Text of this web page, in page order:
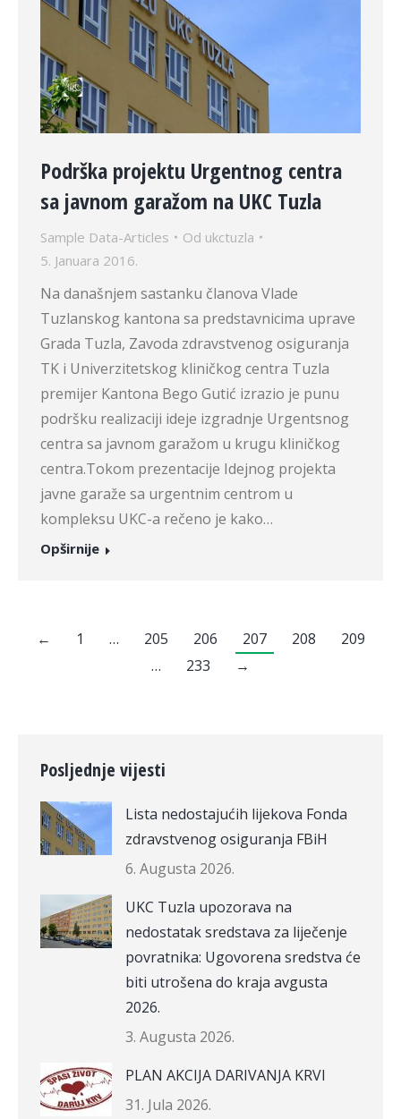
Podrška projektu Urgentnog centra
sa javnom garažom na UKC Tuzla
Sample Data-Articles Od ukctuzla
5. Januara 2016.
Na današnjem sastanku članova Vlade
Tuzlanskog kantona sa predstavnicima uprave
Grada Tuzla, Zavoda zdravstvenog osiguranja
TK i Univerzitetskog kliničkog centra Tuzla
premijer Kantona Bego Gutić izrazio je punu
podršku realizaciji ideje izgradnje Urgentsnog
centra sa javnom garažom u krugu kliničkog
centra.Tokom prezentacije Idejnog projekta
javne garaže sa urgentnim centrom u
kompleksu UKC-a rečeno je kako…
Opširnije
← 1 … 205 206 207 208
209
…
233 →
Posljednje vijesti
Lista nedostajućih lijekova Fonda
zdravstvenog osiguranja FBiH
6. Augusta 2026.
UKC Tuzla upozorava na
nedostatak sredstava za liječenje
povratnika: Ugovorena sredstva će
biti utrošena do kraja avgusta
2026.
3. Augusta 2026.
PLAN AKCIJA DARIVANJA KRVI
31. Jula 2026.